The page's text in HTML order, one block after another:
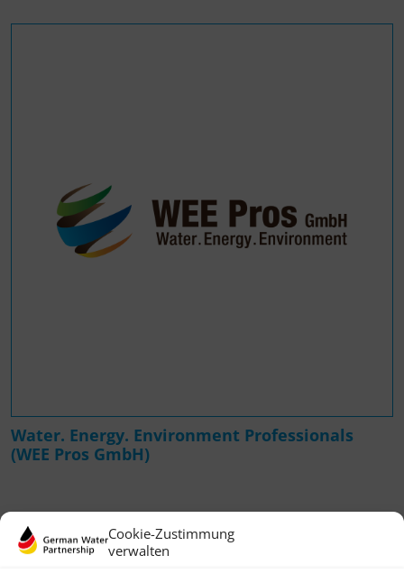
Cookie-Zustimmung
verwalten
Water. Energy. Environment Professionals
(WEE Pros GmbH)